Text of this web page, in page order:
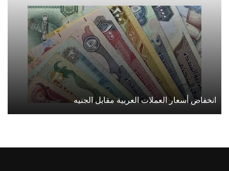
انخفاض أسعار العملات العربية مقابل الجنيه